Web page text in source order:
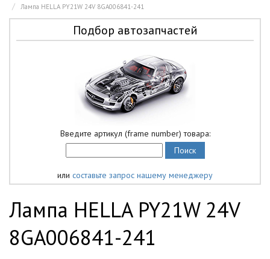
Лампа HELLA PY21W 24V 8GA006841-241
Подбор автозапчастей
Введите артикул (frame number) товара:
или составьте запрос нашему менеджеру
Лампа HELLA PY21W 24V
8GA006841-241